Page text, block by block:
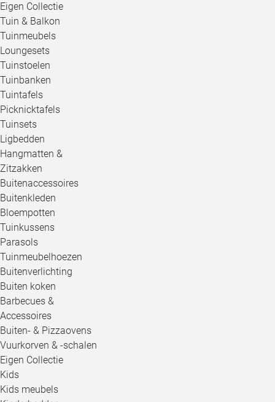
Eigen Collectie
Tuin & Balkon
Tuinmeubels
Loungesets
Tuinstoelen
Tuinbanken
Tuintafels
Picknicktafels
Tuinsets
Ligbedden
Hangmatten &
Zitzakken
Buitenaccessoires
Buitenkleden
Bloempotten
Tuinkussens
Parasols
Tuinmeubelhoezen
Buitenverlichting
Buiten koken
Barbecues &
Accessoires
Buiten- & Pizzaovens
Vuurkorven & -schalen
Eigen Collectie
Kids
Kids meubels